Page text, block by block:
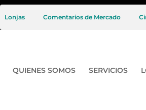
Lonjas Comentarios de Mercado
QUIENES SOMOS SERVICIOS